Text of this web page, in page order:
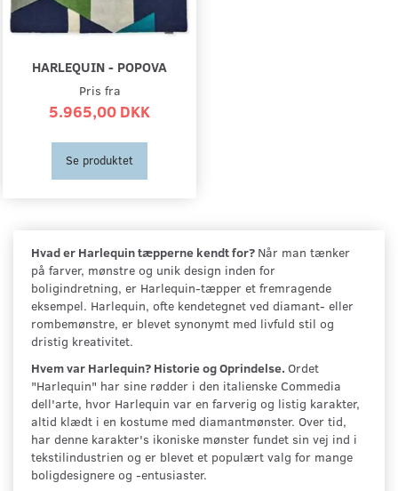
HARLEQUIN - POPOVA
Pris fra
5.965,00 DKK
Se produktet
Hvad er Harlequin tæpperne kendt for? Når man tænker
på farver, mønstre og unik design inden for
boligindretning, er Harlequin-tæpper et fremragende
eksempel. Harlequin, ofte kendetegnet ved diamant- eller
rombemønstre, er blevet synonymt med livfuld stil og
dristig kreativitet.
Hvem var Harlequin? Historie og Oprindelse. Ordet
"Harlequin" har sine rødder i den italienske Commedia
dell'arte, hvor Harlequin var en farverig og listig karakter,
altid klædt i en kostume med diamantmønster. Over tid,
har denne karakter's ikoniske mønster fundet sin vej ind i
tekstilindustrien og er blevet et populært valg for mange
boligdesignere og -entusiaster.